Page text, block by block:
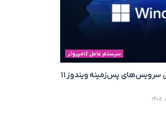
سیستم عامل کامپیوتر
مایکروسافت شایعات جاسوسی سرویس‌های پس‌زمینه ویندوز ۱۱